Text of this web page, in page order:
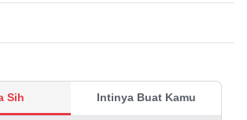
Sih Intinya Buat Kamu